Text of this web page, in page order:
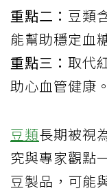
重點二： 豆類
能幫助穩定血
重點三： 取代
助心血管健康。
豆類長期被視
究與專家觀點
豆製品，可能